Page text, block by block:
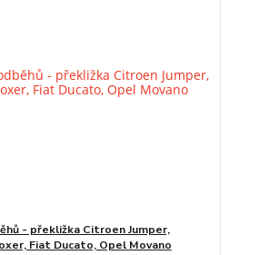
- překližka Citroen Jumper,
Fiat Ducato, Opel Movano